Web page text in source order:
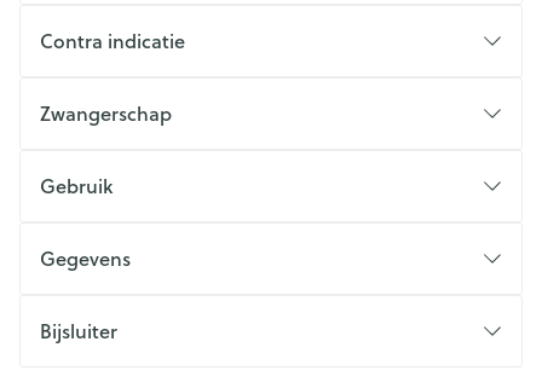
Contra indicatie
Zwangerschap
Gebruik
Gegevens
Bijsluiter